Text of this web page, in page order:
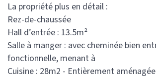
La propriété plus en détail :
Rez-de-chaussée
Hall d’entrée : 13.5m²
Salle à manger : avec cheminée bien
fonctionnelle, menant à
Cuisine : 28m2 - Entièrement